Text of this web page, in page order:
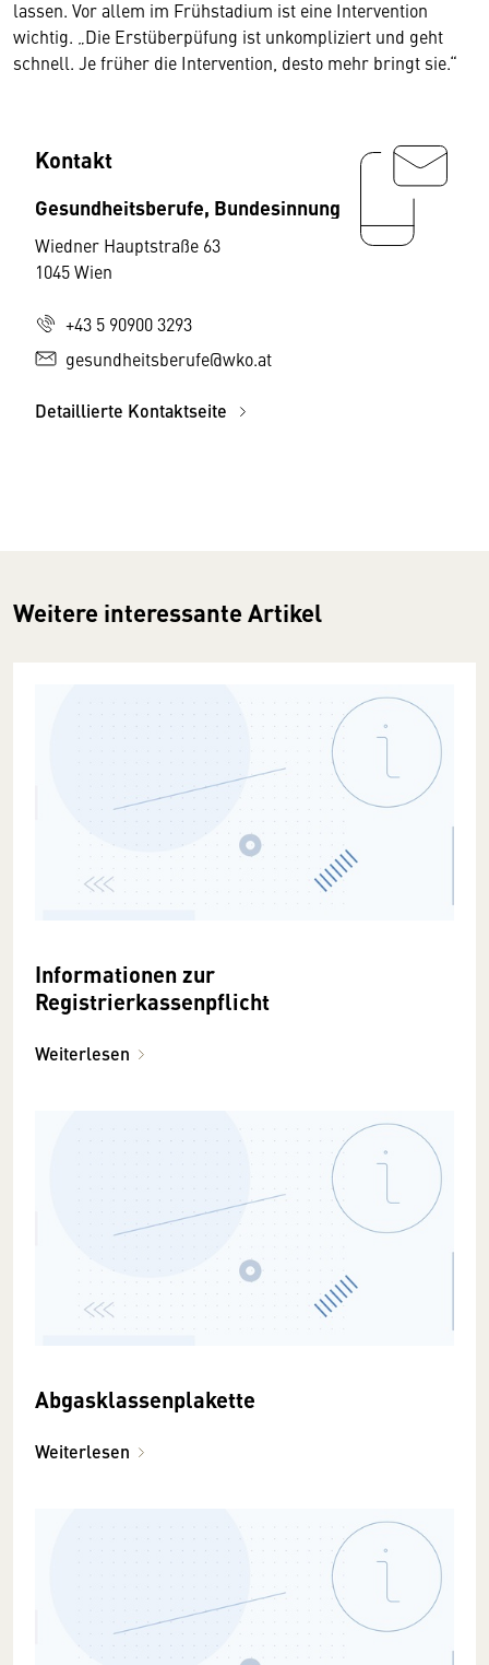
lassen. Vor allem im Frühstadium ist eine Intervention
wichtig. „Die Erstüberpüfung ist unkompliziert und geht
schnell. Je früher die Intervention, desto mehr bringt sie.“
Kontakt
Gesundheitsberufe, Bundesinnung
Wiedner Hauptstraße 63
1045 Wien
+43 5 90900 3293
gesundheitsberufe@wko.at
Detaillierte Kontaktseite
Weitere interessante Artikel
Informationen zur
Registrierkassenpflicht
Weiterlesen
Abgasklassenplakette
Weiterlesen